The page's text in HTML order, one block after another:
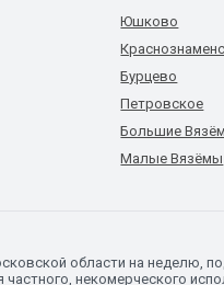
Юшково
Бурцево
Петровское
Большие
Малые Вязёмы
области на неделю,
некомерческого